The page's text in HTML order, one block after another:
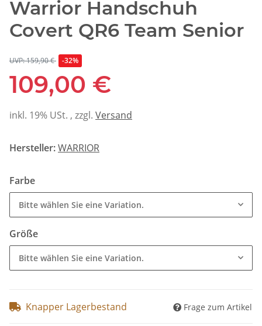
Warrior Handschuh
Covert QR6 Team Senior
UVP: 159,90 € -32%
109,00 €
inkl. 19% USt. , zzgl. Versand
Hersteller:WARRIOR
Farbe
Bitte wählen Sie eine Variation.
Größe
Bitte wählen Sie eine Variation.
Knapper Lagerbestand Frage zum Artikel